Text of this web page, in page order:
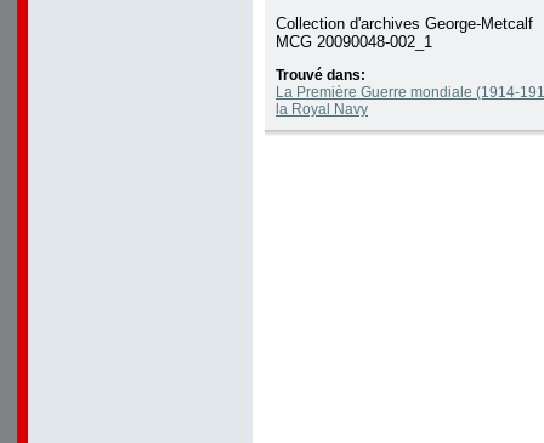
Collection d'archives George-Metcalf
MCG 20090048-002_1
Trouvé dans:
La Première Guerre mondiale (1914-
la Royal Navy